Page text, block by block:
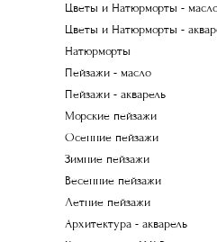
Цветы и Натюрморты -
Цветы и Натюрморты -
Натюрморты
Пейзажи - масло
Пейзажи - акварель
Морские пейзажи
Осенние пейзажи
Зимние пейзажи
Весенние пейзажи
Летние пейзажи
Архитектура - акварель